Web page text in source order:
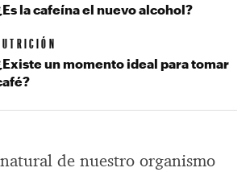
de nuestro organismo
la cafeína el nuevo alcohol?
un momento ideal para tomar